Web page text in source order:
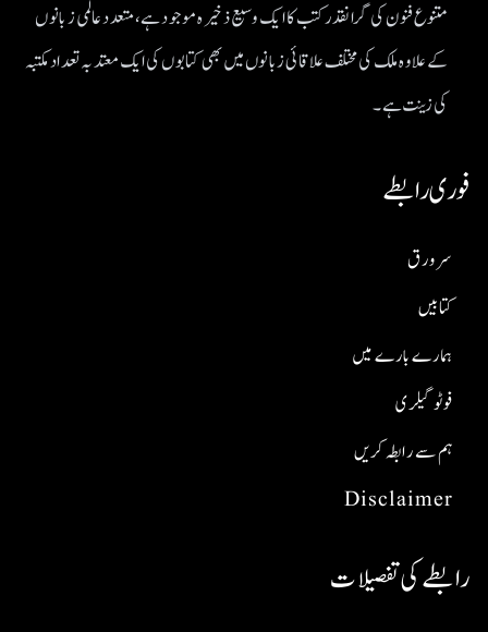
متنوع فنون کی گرانقدر کتب کا ایک وسیع ذخیرہ موجود ہے، متعدد عالمی زبانوں
کے علاوہ ملک کی مختلف علاقائی زبانوں میں بھی کتابوں کی ایک معتد بہ تعداد مکتبہ
کی زینت ہے۔
فوری رابطے
Disclaimer
ہم سے رابطہ کریں
فوٹو گیلری
ہمارے بارے میں
کتابیں
سر ورق
رابطے کی تفصیلات